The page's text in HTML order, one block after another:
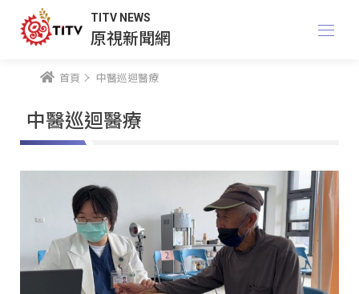
TITV NEWS
原視新聞網
首頁 中醫巡迴醫療
中醫巡迴醫療